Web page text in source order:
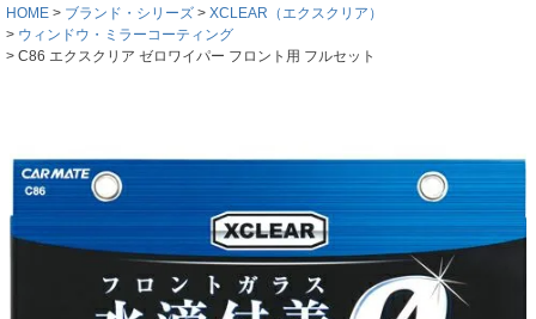
HOME
ブランド・シリーズ
XCLEAR（エクスクリア）
ウィンドウ・ミラーコーティング
C86 エクスクリア ゼロワイパー フロント用 フルセット